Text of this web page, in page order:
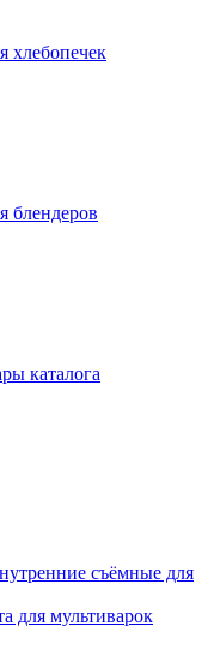
хлебопечек
блендеров
каталога
съёмные для
для мультиварок